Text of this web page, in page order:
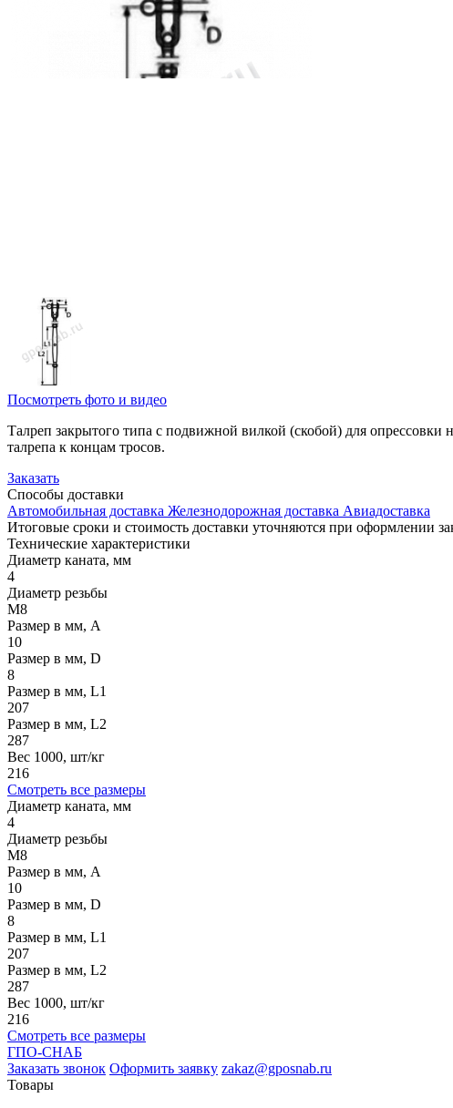
Посмотреть фото и видео
Талреп закрытого типа с подвижной вилкой (скобой) для
талрепа к концам тросов.
Заказать
Способы доставки
Автомобильная доставка Железнодорожная доставка Авиадоставка
Итоговые сроки и стоимость доставки уточняются при оформлении
Технические характеристики
Диаметр каната, мм
4
Диаметр резьбы
М8
Размер в мм, A
10
Размер в мм, D
8
Размер в мм, L1
207
Размер в мм, L2
287
Вес 1000, шт/кг
216
Смотреть все размеры
Диаметр каната, мм
4
Диаметр резьбы
М8
Размер в мм, A
10
Размер в мм, D
8
Размер в мм, L1
207
Размер в мм, L2
287
Вес 1000, шт/кг
216
Смотреть все размеры
ГПО-СНАБ
Заказать звонок Оформить заявку zakaz@gposnab.ru
Товары